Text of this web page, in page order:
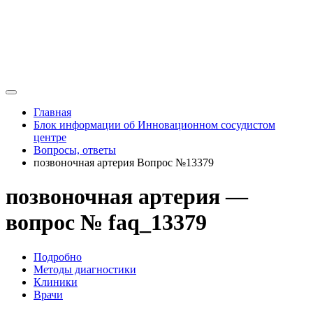
Главная
Блок информации об Инновационном сосудистом
центре
Вопросы, ответы
позвоночная артерия Вопрос №13379
позвоночная артерия —
вопрос № faq_13379
Подробно
Методы диагностики
Клиники
Врачи